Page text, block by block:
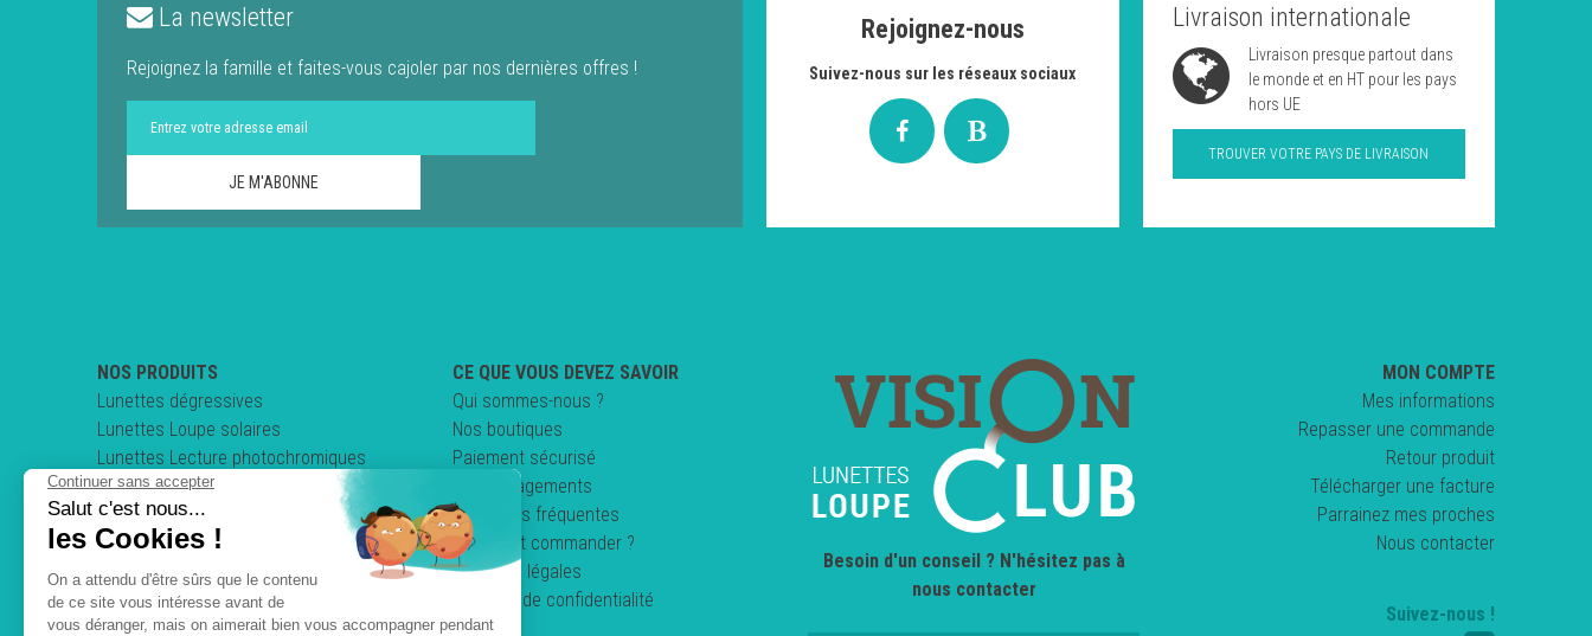
La newsletter
Rejoignez la famille et faites-vous cajoler par nos dernières offres !
Rejoignez-nous
Suivez-nous sur les réseaux sociaux
Livraison internationale
Livraison presque partout dans
le monde et en HT pour les pays
hors UE
TROUVER VOTRE PAYS DE LIVRAISON
NOS PRODUITS
Lunettes dégressives
Lunettes Loupe solaires
Lunettes Lecture photochromiques
Lunettes loupe pliables
Clips & Sur-lunettes
Lunettes de conduite
CE QUE VOUS DEVEZ SAVOIR
Qui sommes-nous ?
Nos boutiques
Paiement sécurisé
Nos engagements
Questions fréquentes
Comment commander ?
Mentions légales
Politique de confidentialité
C.G.V
Besoin d'un conseil ? N'hésitez pas à
nous contacter
MON COMPTE
Mes informations
Repasser une commande
Retour produit
Télécharger une facture
Parrainez mes proches
Nous contacter
Suivez-nous !